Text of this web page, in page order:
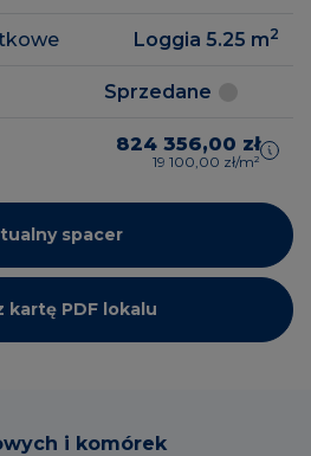
Loggia 5.25 m2
Sprzedane
824 356,00 zł
19 100,00 zł/m²
spacer
kartę PDF lokalu
i komórek